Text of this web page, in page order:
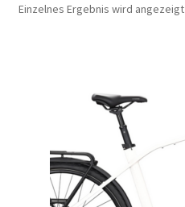
Einzelnes Ergebnis wird angezeigt